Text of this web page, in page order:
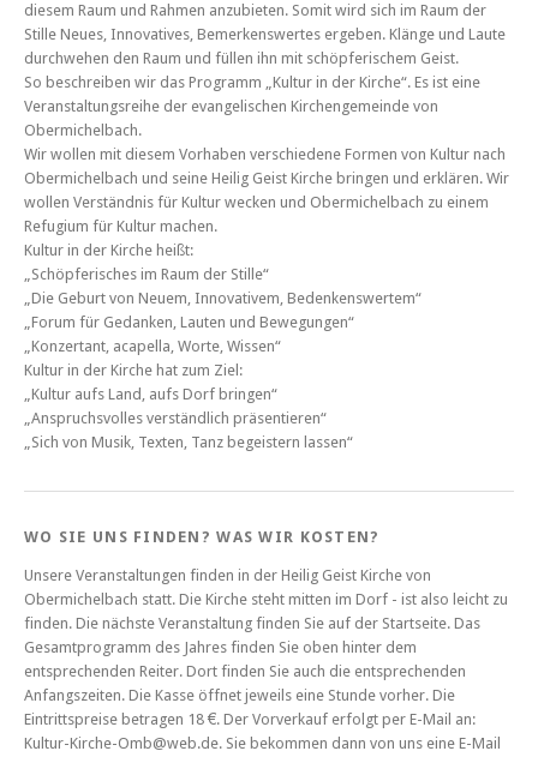
diesem Raum und Rahmen anzubieten. Somit wird sich im Raum der
Stille Neues, Innovatives, Bemerkenswertes ergeben. Klänge und Laute
durchwehen den Raum und füllen ihn mit schöpferischem Geist.
So beschreiben wir das Programm „Kultur in der Kirche“. Es ist eine
Veranstaltungsreihe der evangelischen Kirchengemeinde von
Obermichelbach.
Wir wollen mit diesem Vorhaben verschiedene Formen von Kultur nach
Obermichelbach und seine Heilig Geist Kirche bringen und erklären. Wir
wollen Verständnis für Kultur wecken und Obermichelbach zu einem
Refugium für Kultur machen.
Kultur in der Kirche heißt:
„Schöpferisches im Raum der Stille“
„Die Geburt von Neuem, Innovativem, Bedenkenswertem“
„Forum für Gedanken, Lauten und Bewegungen“
„Konzertant, acapella, Worte, Wissen“
Kultur in der Kirche hat zum Ziel:
„Kultur aufs Land, aufs Dorf bringen“
„Anspruchsvolles verständlich präsentieren“
„Sich von Musik, Texten, Tanz begeistern lassen“
WO SIE UNS FINDEN? WAS WIR KOSTEN?
Unsere Veranstaltungen finden in der Heilig Geist Kirche von
Obermichelbach statt. Die Kirche steht mitten im Dorf - ist also leicht zu
finden. Die nächste Veranstaltung finden Sie auf der Startseite. Das
Gesamtprogramm des Jahres finden Sie oben hinter dem
entsprechenden Reiter. Dort finden Sie auch die entsprechenden
Anfangszeiten. Die Kasse öffnet jeweils eine Stunde vorher. Die
Eintrittspreise betragen 18 €. Der Vorverkauf erfolgt per E-Mail an:
Kultur-Kirche-Omb@web.de. Sie bekommen dann von uns eine E-Mail